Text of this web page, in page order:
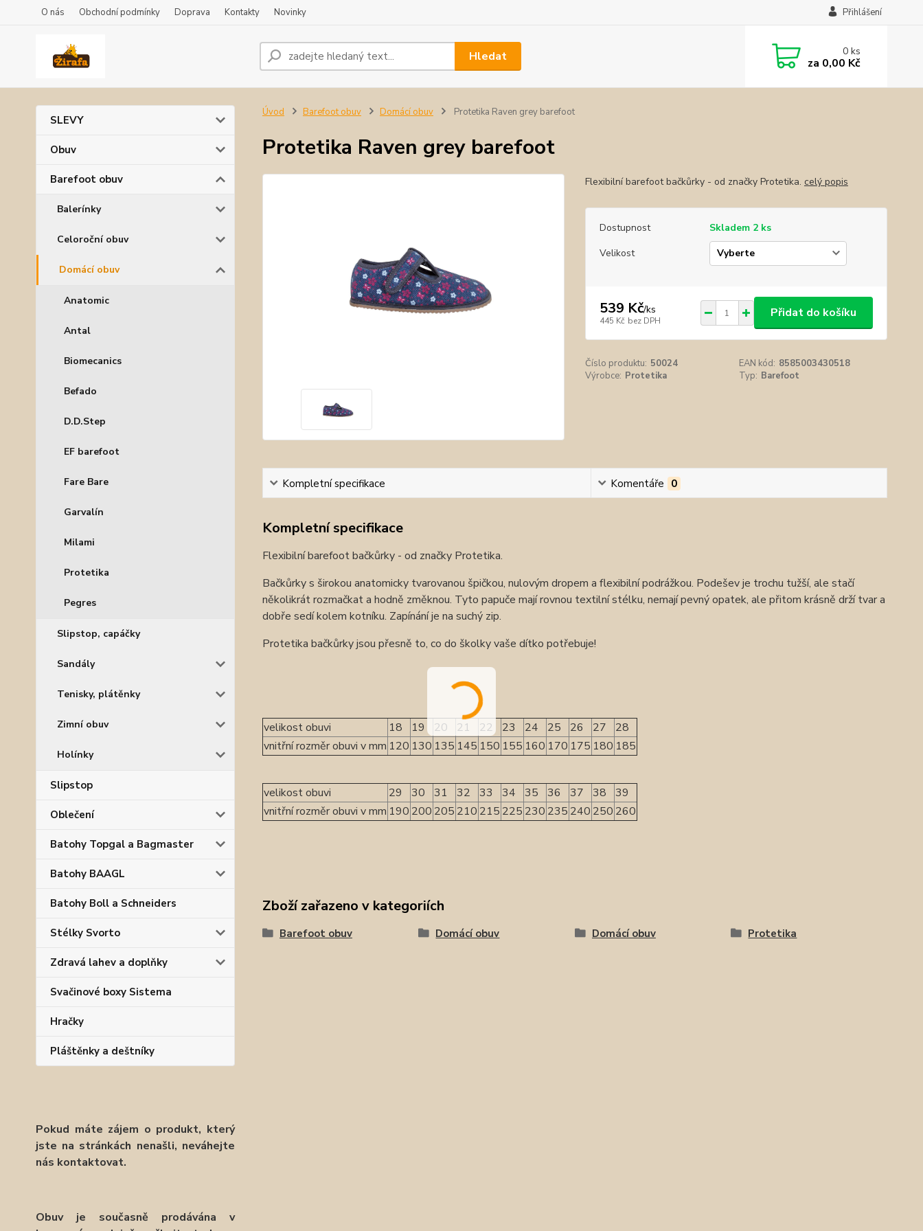
O nás Obchodní podmínky Doprava Kontakty Novinky Přihlášení
Hledat 0ks
za 0,00 Kč
SLEVY
Obuv
Barefoot obuv
Balerínky
Celoroční obuv
Domácí obuv
Anatomic
Antal
Biomecanics
Befado
D.D.Step
EF barefoot
Fare Bare
Garvalín
Milami
Protetika
Pegres
Slipstop, capáčky
Sandály
Tenisky, plátěnky
Zimní obuv
Holínky
Slipstop
Oblečení
Batohy Topgal a Bagmaster
Batohy BAAGL
Batohy Boll a Schneiders
Stélky Svorto
Zdravá lahev a doplňky
Svačinové boxy Sistema
Hračky
Pláštěnky a deštníky
Pokud máte zájem o produkt, který
jste na stránkách nenašli, neváhejte
nás kontaktovat.
Obuv je současně prodávána v
Úvod Barefoot obuv Domácí obuv Protetika Raven grey barefoot
Protetika Raven grey barefoot
Flexibilní barefoot bačkůrky - od značky Protetika. celý popis
Dostupnost
Skladem 2 ks
Velikost
539 Kč/ks
445 Kč bez DPH
Přidat do košíku
Číslo produktu: 50024 EAN kód: 8585003430518
Výrobce: Protetika Typ: Barefoot
Kompletní specifikace Komentáře 0
Kompletní specifikace
Flexibilní barefoot bačkůrky - od značky Protetika.
Bačkůrky s širokou anatomicky tvarovanou špičkou, nulovým dropem a flexibilní podrážkou. Podešev je trochu tužší, ale stačí
několikrát rozmačkat a hodně změknou. Tyto papuče mají rovnou textilní stélku, nemají pevný opatek, ale přitom krásně drží tvar a
dobře sedí kolem kotníku. Zapínání je na suchý zip.
Protetika bačkůrky jsou přesně to, co do školky vaše dítko potřebuje!
velikost obuvi 18 19 20 21 22 23 24 25 26 27
28
vnitřní rozměr obuvi v mm 120 130 135 145 150 155 160 170 175 180 185
velikost obuvi 29 30 31 32 33 34 35 36 37 38
39
vnitřní rozměr obuvi v mm 190 200 205 210 215 225 230 235 240 250 260
Zboží zařazeno v kategoriích
Barefoot obuv Domácí obuv Domácí obuv Protetika